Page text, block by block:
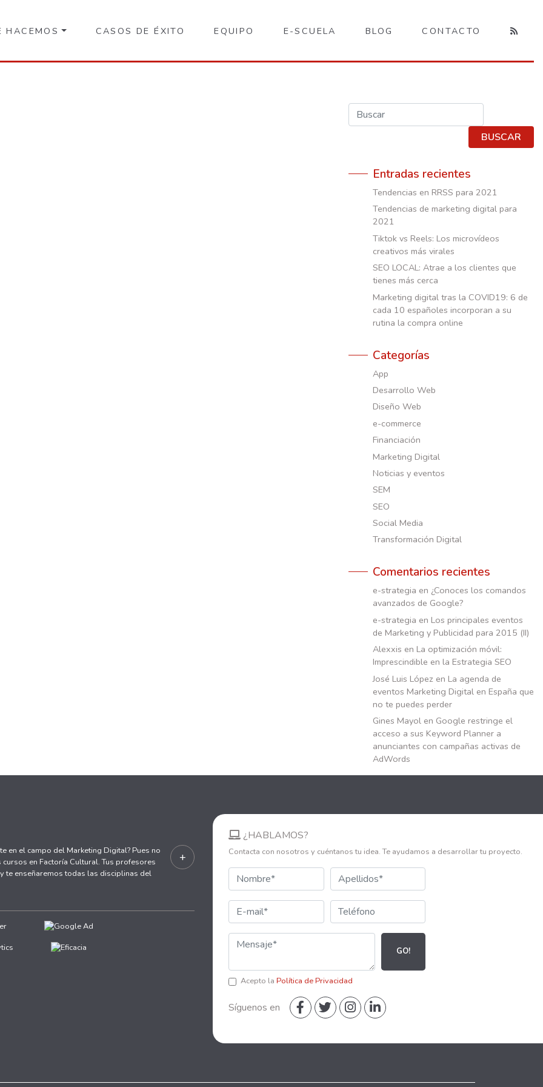
HACEMOS CASOS DE ÉXITO EQUIPO E-SCUELA BLOG CONTACTO
Buscar
BUSCAR
Entradas recientes
Tendencias en RRSS para 2021
Tendencias de marketing digital para
2021
Tiktok vs Reels: Los microvídeos
creativos más virales
SEO LOCAL: Atrae a los clientes que
tienes más cerca
Marketing digital tras la COVID19: 6 de
cada 10 españoles incorporan a su
rutina la compra online
Categorías
App
Desarrollo Web
Diseño Web
e-commerce
Financiación
Marketing Digital
Noticias y eventos
SEM
SEO
Social Media
Transformación Digital
Comentarios recientes
e-strategia en ¿Conoces los comandos
avanzados de Google?
e-strategia en Los principales eventos
de Marketing y Publicidad para 2015 (II)
Alexxis en La optimización móvil:
Imprescindible en la Estrategia SEO
José Luis López en La agenda de
eventos Marketing Digital en España que
no te puedes perder
Gines Mayol en Google restringe el
acceso a sus Keyword Planner a
anunciantes con campañas activas de
AdWords
en el campo del Marketing Digital? Pues no
en Factoría Cultural. Tus profesores
te enseñaremos todas las disciplinas del
+
¿HABLAMOS?
Contacta con nosotros y cuéntanos tu idea. Te ayudamos a desarrollar tu proyecto.
GO!
Acepto la Política de Privacidad
Síguenos en